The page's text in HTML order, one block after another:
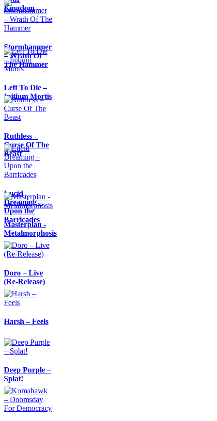
Kingdom
Stormhammer
– Wrath Of
The Hammer
Left To Die –
Initium Mortis
Ruthless –
Curse Of The
Beast
Lucid
Dreaming –
Upon the
Barricades
Masterplan -
Metalmorphosis
Doro – Live
(Re-Release)
Harsh – Feels
Deep Purple –
Splat!